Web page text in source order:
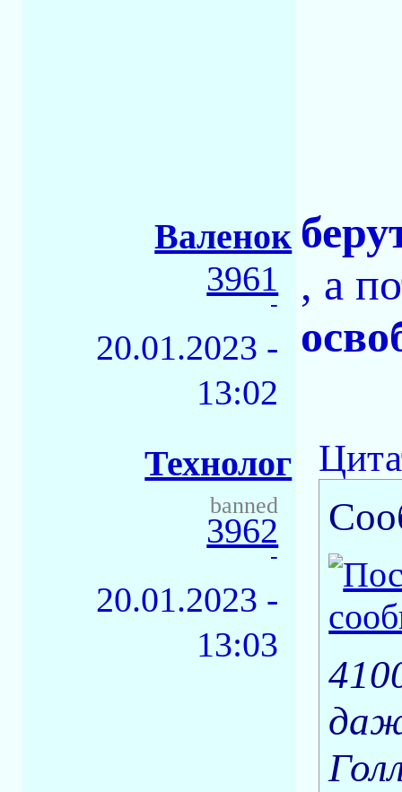
Валенок
3961
-
20.01.2023 -
13:02
, а
Технолог
banned
3962
-
20.01.2023 -
13:03